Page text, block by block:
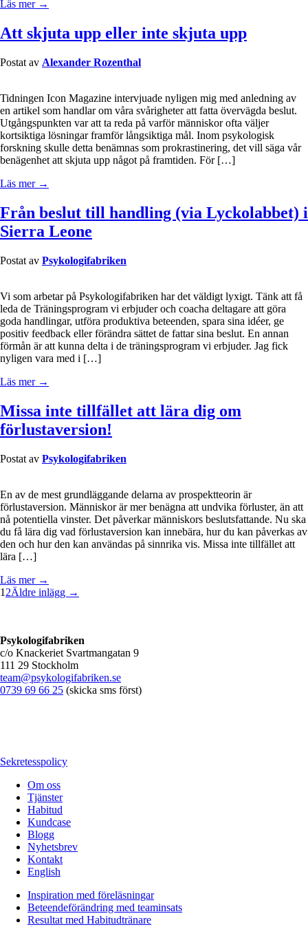
Läs mer →
Att skjuta upp eller inte skjuta upp
Postat av Alexander Rozenthal
Tidningen Icon Magazine intervjuade nyligen mig med anledning av
en artikel som handlar om våra svårigheter att fatta övervägda beslut.
Utgångspunkten var att ta reda på varför människor ofta väljer
kortsiktiga lösningar framför långsiktiga mål. Inom psykologisk
forskning skulle detta benämnas som prokrastinering, det vill säga vår
benägenhet att skjuta upp något på framtiden. För […]
Läs mer →
Från beslut till handling (via Lyckolabbet) i
Sierra Leone
Postat av Psykologifabriken
Vi som arbetar på Psykologifabriken har det väldigt lyxigt. Tänk att få
leda de Träningsprogram vi erbjuder och coacha deltagare att göra
goda handlingar, utföra produktiva beteenden, spara sina idéer, ge
positiv feedback eller förändra sättet de fattar sina beslut. En annan
förmån är att kunna delta i de träningsprogram vi erbjuder. Jag fick
nyligen vara med i […]
Läs mer →
Missa inte tillfället att lära dig om
förlustaversion!
Postat av Psykologifabriken
En av de mest grundläggande delarna av prospektteorin är
förlustaversion. Människor är mer benägna att undvika förluster, än att
nå potentiella vinster. Det påverkar människors beslutsfattande. Nu ska
du få lära dig vad förlustaversion kan innebära, hur du kan påverkas av
den och hur den kan användas på sinnrika vis. Missa inte tillfället att
lära […]
Läs mer →
1 2Äldre inlägg →
Psykologifabriken
c/o Knackeriet Svartmangatan 9
111 29 Stockholm
team@psykologifabriken.se
0739 69 66 25 (skicka sms först)
Sekretesspolicy
Om oss
Tjänster
Habitud
Kundcase
Blogg
Nyhetsbrev
Kontakt
English
Inspiration med föreläsningar
Beteendeförändring med teaminsats
Resultat med Habitudtränare